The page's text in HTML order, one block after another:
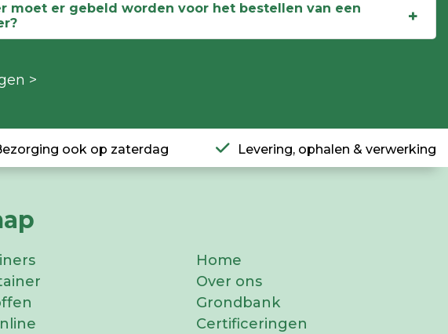
moet er gebeld worden voor het bestellen van een
>
ook op zaterdag Levering, ophalen & verwerking
Home
Over ons
Grondbank
Certificeringen